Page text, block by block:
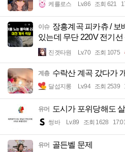
케를로스 Lv.86 조회 621
이슈 장흥계곡 피카츄 / 보
있는데 무단 220V 전기선
진겟타원 Lv.70 조회 1075
계층 수락산 계곡 갔다가
달섭지롱 Lv.94 조회 2539
유머 도시가 포위당해도
썽바 Lv.89 조회 1628
유머 골든벨 문제